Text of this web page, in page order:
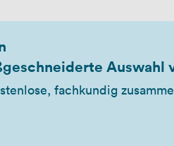
Auswahl
fachkundig